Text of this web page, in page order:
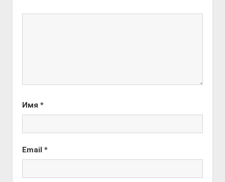
Имя *
Email *